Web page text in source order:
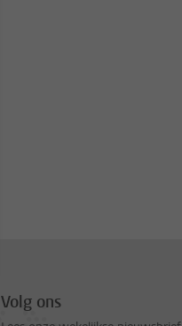
Volg ons